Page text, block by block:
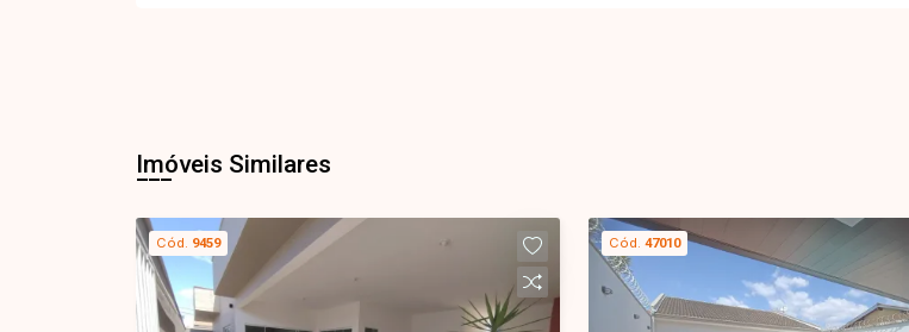
Imóveis Similares
Cód. 9459 Cód. 47010